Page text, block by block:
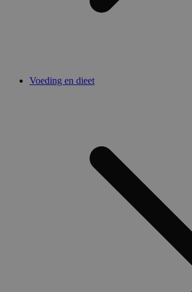
Voeding en dieet